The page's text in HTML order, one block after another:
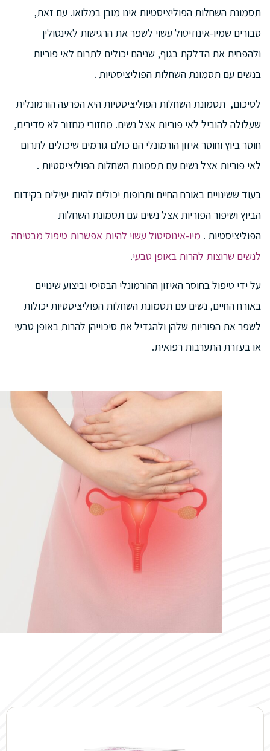
תסמונת השחלות הפוליציסטיות אינו מובן במלואו. עם זאת,
סבורים שמיו-אינוזיטול עשוי לשפר את הרגישות לאינסולין
ולהפחית את הדלקת בגוף, שניהם יכולים לתרום לאי פוריות
בנשים עם תסמונת השחלות הפוליציסטיות .
לסיכום, תסמונת השחלות הפוליציסטיות היא הפרעה הורמונלית
שעלולה להוביל לאי פוריות אצל נשים. מחזורי מחזור לא סדירים,
חוסר ביוץ וחוסר איזון הורמונלי הם כולם גורמים שיכולים לתרום
לאי פוריות אצל נשים עם תסמונת השחלות הפוליציסטיות .
בעוד ששינויים באורח החיים ותרופות יכולים להיות יעילים בקידום
הביוץ ושיפור הפוריות אצל נשים עם תסמונת השחלות
הפוליציסטיות . מיו-אינוסיטול עשוי להיות אפשרות טיפול מבטיחה
לנשים שרוצות להרות באופן טבעי.
על ידי טיפול בחוסר האיזון ההורמונלי הבסיסי וביצוע שינויים
באורח החיים, נשים עם תסמונת השחלות הפוליציסטיות יכולות
לשפר את הפוריות שלהן ולהגדיל את סיכוייהן להרות באופן טבעי
או בעזרת התערבות רפואית.